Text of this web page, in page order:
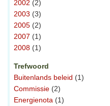
2002 (2)
2003 (3)
2005 (2)
2007 (1)
2008 (1)
Trefwoord
Buitenlands beleid (1)
Commissie (2)
Energienota (1)